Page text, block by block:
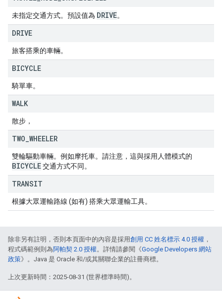
未指定交通方式。預設值為 DRIVE。
DRIVE
旅客搭乘的車輛。
BICYCLE
騎單車。
WALK
散步，
TWO WHEELER
雙輪驅動車輛。例如摩托車。請注意，這與採用人體模式的
BICYCLE交通方式不同。
TRANSIT
根據大眾運輸路線 (如有) 搭乘大眾運輸工具。
除非另有註明，否則本頁面中的內容是採用創用 CC 姓名標示 4.0 授權 ，
程式碼範例則為阿帕契 2.0 授權。詳情請參閱《Google Developers 網站
政策》。Java 是 Oracle 和/或其關聯企業的註冊商標。
上次更新時間：2025-08-31 (世界標準時間)。